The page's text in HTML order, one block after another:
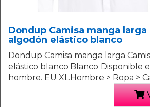
Dondup Camisa manga larga
algodón elástico blanco
Dondup Camisa manga larga
elástico blanco Blanco Disponible
hombre. EU XL.Hombre > Ropa >